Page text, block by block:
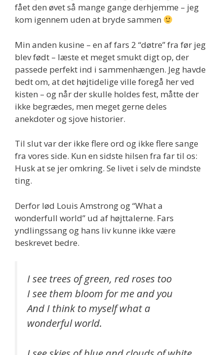
fået den øvet så mange gange derhjemme – jeg
kom igennem uden at bryde sammen
Min anden kusine – en af fars 2 “døtre” fra før jeg
blev født – læste et meget smukt digt op, der
passede perfekt ind i sammenhængen. Jeg havde
bedt om, at det højtidelige ville foregå her ved
kisten – og når der skulle holdes fest, måtte der
ikke begrædes, men meget gerne deles
anekdoter og sjove historier.
Til slut var der ikke flere ord og ikke flere sange
fra vores side. Kun en sidste hilsen fra far til os:
Husk at se jer omkring. Se livet i selv de mindste
ting.
Derfor lød Louis Amstrong og “What a
wonderfull world” ud af højttalerne. Fars
yndlingssang og hans liv kunne ikke være
beskrevet bedre.
I see trees of green, red roses too
I see them bloom for me and you
And I think to myself what a
wonderful world.